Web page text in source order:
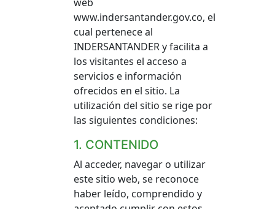
www.indersantander.gov.co, el
cual pertenece al
INDERSANTANDER y facilita a
los visitantes el acceso a
servicios e información
ofrecidos en el sitio. La
utilización del sitio se rige por
las siguientes condiciones:
1. CONTENIDO
Al acceder, navegar o utilizar
este sitio web, se reconoce
haber leído, comprendido y